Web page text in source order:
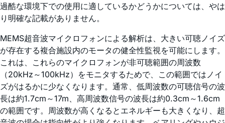
過酷な環境下での使用に適しているかどうかについては、やは
り明確な記載がありません。
MEMS超音波マイクロフォンによる解析は、大きい可聴ノイズ
が存在する複合施設内のモータの健全性監視を可能にします。
これは、これらのマイクロフォンが非可聴範囲の周波数
（20kHz～100kHz）をモニタするためで、この範囲ではノイ
ズがはるかに少なくなります。通常、低周波数の可聴信号の波
長は約1.7cm～17m、高周波数信号の波長は約0.3cm～1.6cm
の範囲です。周波数が高くなるとエネルギーも大きくなり、超